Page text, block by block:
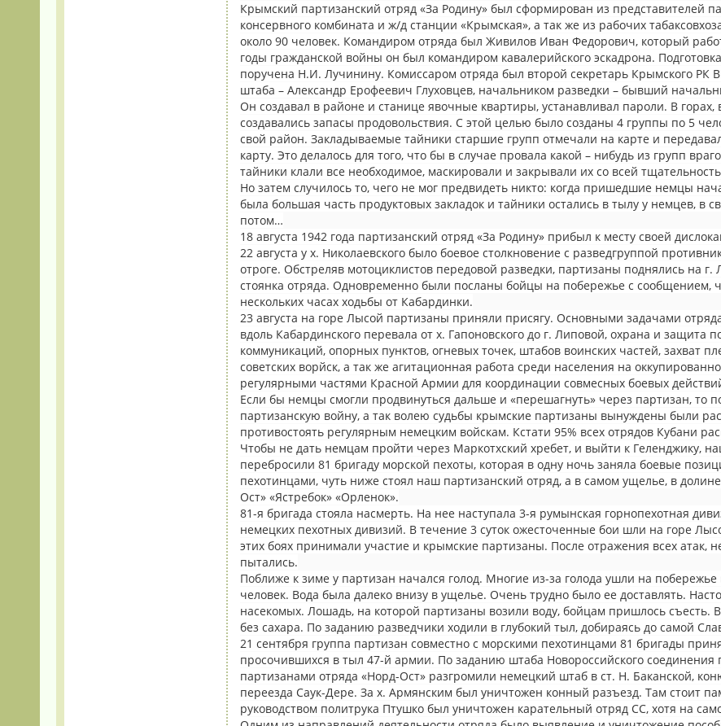
Крымский партизанский отряд «За Родину» был сформирован из представителей
консервного комбината и ж/д станции «Крымская», а так же из рабочих
около 90 человек. Командиром отряда был Живилов Иван Федорович, который
годы гражданской войны он был командиром кавалерийского эскадрона.
поручена Н.И. Лучинину. Комиссаром отряда был второй секретарь Крымского
штаба – Александр Ерофеевич Глуховцев, начальником разведки – бывший
Он создавал в районе и станице явочные квартиры, устанавливал пароли. В
создавались запасы продовольствия. С этой целью было созданы 4 группы по 5
свой район. Закладываемые тайники старшие групп отмечали на карте и
карту. Это делалось для того, что бы в случае провала какой – нибудь из групп
тайники клали все необходимое, маскировали и закрывали их со всей
Но затем случилось то, чего не мог предвидеть никто: когда пришедшие немцы
была большая часть продуктовых закладок и тайники остались в тылу у немцев, в
потом…
18 августа 1942 года партизанский отряд «За Родину» прибыл к месту своей
22 августа у х. Николаевского было боевое столкновение с разведгруппой
отроге. Обстреляв мотоциклистов передовой разведки, партизаны поднялись на
стоянка отряда. Одновременно были посланы бойцы на побережье с сообщением,
нескольких часах ходьбы от Кабардинки.
23 августа на горе Лысой партизаны приняли присягу. Основными задачами
вдоль Кабардинского перевала от х. Гапоновского до г. Липовой, охрана и защита
коммуникаций, опорных пунктов, огневых точек, штабов воинских частей, захват
советских ворйск, а так же агитационная работа среди населения на
регулярными частями Красной Армии для координации совмесных боевых
Если бы немцы смогли продвинуться дальше и «перешагнуть» через партизан, то
партизанскую войну, а так волею судьбы крымские партизаны вынуждены были
противостоять регулярным немецким войскам. Кстати 95% всех отрядов Кубани
Чтобы не дать немцам пройти через Маркотхский хребет, и выйти к Геленджику,
перебросили 81 бригаду морской пехоты, которая в одну ночь заняла боевые
пехотинцами, чуть ниже стоял наш партизанский отряд, а в самом ущелье, в
Ост» «Ястребок» «Орленок».
81-я бригада стояла насмерть. На нее наступала 3-я румынская горнопехотная
немецких пехотных дивизий. В течение 3 суток ожесточенные бои шли на горе
этих боях принимали участие и крымские партизаны. После отражения всех атак,
пытались.
Поближе к зиме у партизан начался голод. Многие из-за голода ушли на
человек. Вода была далеко внизу в ущелье. Очень трудно было ее доставлять.
насекомых. Лошадь, на которой партизаны возили воду, бойцам пришлось
без сахара. По заданию разведчики ходили в глубокий тыл, добираясь до самой
21 сентября группа партизан совместно с морскими пехотинцами 81 бригады
просочившихся в тыл 47-й армии. По заданию штаба Новороссийского соединения
партизанами отряда «Норд-Ост» разгромили немецкий штаб в ст. Н. Баканской,
переезда Саук-Дере. За х. Армянским был уничтожен конный разъезд. Там стоит
руководством политрука Птушко был уничтожен карательный отряд СС, хотя на